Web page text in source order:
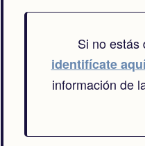
Si no estás
identifícate
información de